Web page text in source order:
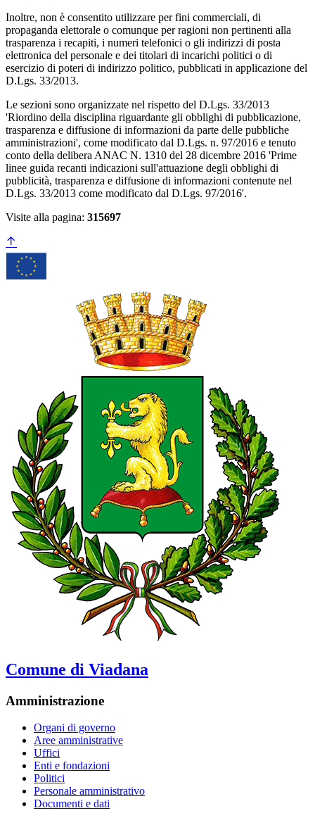
Inoltre, non è consentito utilizzare per fini commerciali, di
propaganda elettorale o comunque per ragioni non pertinenti alla
trasparenza i recapiti, i numeri telefonici o gli indirizzi di posta
elettronica del personale e dei titolari di incarichi politici o di
esercizio di poteri di indirizzo politico, pubblicati in applicazione del
D.Lgs. 33/2013.
Le sezioni sono organizzate nel rispetto del D.Lgs. 33/2013
'Riordino della disciplina riguardante gli obblighi di pubblicazione,
trasparenza e diffusione di informazioni da parte delle pubbliche
amministrazioni', come modificato dal D.Lgs. n. 97/2016 e tenuto
conto della delibera ANAC N. 1310 del 28 dicembre 2016 'Prime
linee guida recanti indicazioni sull'attuazione degli obblighi di
pubblicità, trasparenza e diffusione di informazioni contenute nel
D.Lgs. 33/2013 come modificato dal D.Lgs. 97/2016'.
Visite alla pagina: 315697
Comune di Viadana
Amministrazione
Organi di governo
Aree amministrative
Uffici
Enti e fondazioni
Politici
Personale amministrativo
Documenti e dati